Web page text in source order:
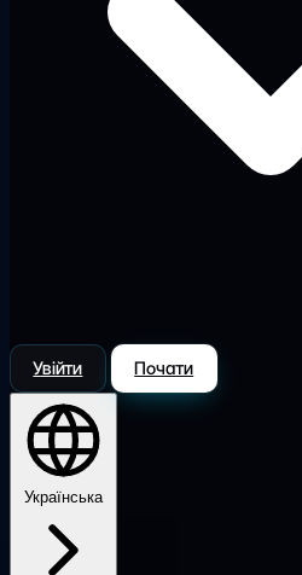
Увійти Почати
Українська